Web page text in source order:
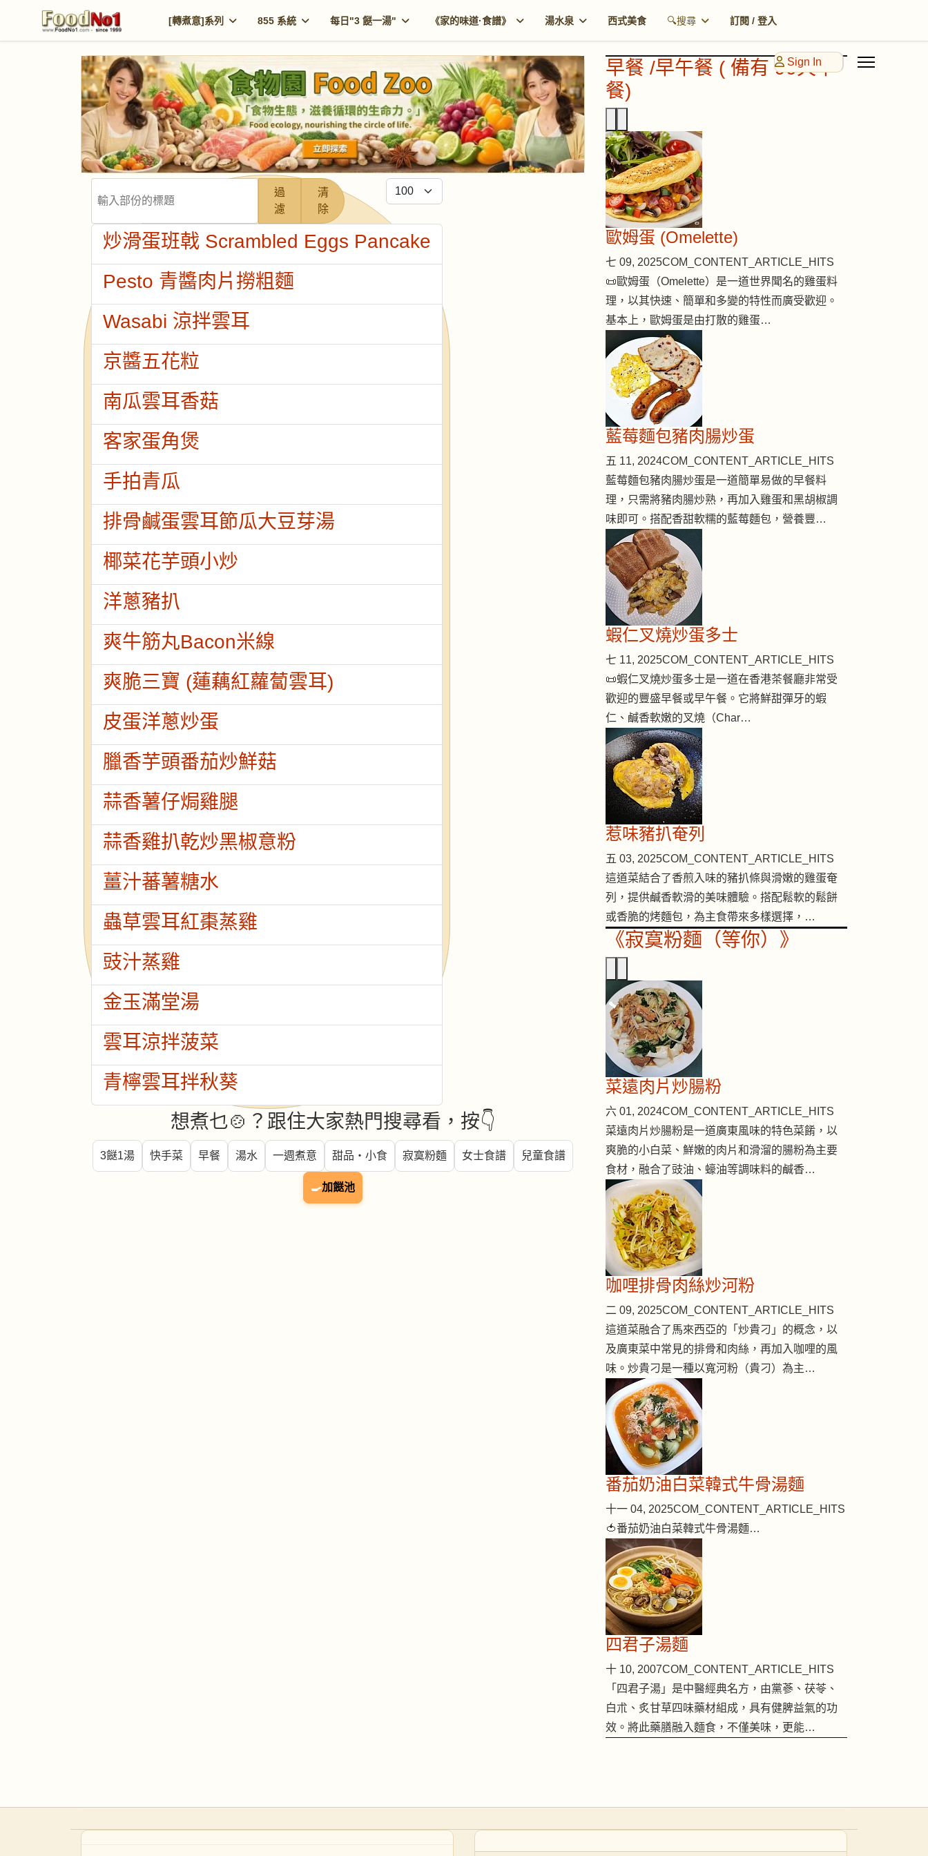
[轉煮意]系列 855 系統 每日"3 餸一湯" 《家的味道·食譜》 湯水泉 西式美食 🔍搜尋 訂閱 / 登入
Sign In
過
濾
清
除
每頁顯示條數
炒滑蛋班戟 Scrambled Eggs Pancake
Pesto 青醬肉片撈粗麵
Wasabi 涼拌雲耳
京醬五花粒
南瓜雲耳香菇
客家蛋角煲
手拍青瓜
排骨鹹蛋雲耳節瓜大豆芽湯
椰菜花芋頭小炒
洋蔥豬扒
爽牛筋丸Bacon米線
爽脆三寶 (蓮藕紅蘿蔔雲耳)
皮蛋洋蔥炒蛋
臘香芋頭番茄炒鮮菇
蒜香薯仔焗雞腿
蒜香雞扒乾炒黑椒意粉
薑汁蕃薯糖水
蟲草雲耳紅棗蒸雞
豉汁蒸雞
金玉滿堂湯
雲耳涼拌菠菜
青檸雲耳拌秋葵
想煮乜🍲？跟住大家熱門搜尋看，按👇
3餸1湯 快手菜 早餐 湯水 一週煮意 甜品・小食 寂寞粉麵 女士食譜 兒童食譜
🍳加餸池
早餐 /早午餐 ( 備有 90天早
餐)
歐姆蛋 (Omelette)
七 09, 2025COM_CONTENT_ARTICLE_HITS
📜歐姆蛋（Omelette）是一道世界聞名的雞蛋料
理，以其快速、簡單和多變的特性而廣受歡迎。
基本上，歐姆蛋是由打散的雞蛋…
藍莓麵包豬肉腸炒蛋
五 11, 2024COM_CONTENT_ARTICLE_HITS
藍莓麵包豬肉腸炒蛋是一道簡單易做的早餐料
理，只需將豬肉腸炒熟，再加入雞蛋和黑胡椒調
味即可。搭配香甜軟糯的藍莓麵包，營養豐…
蝦仁叉燒炒蛋多士
七 11, 2025COM_CONTENT_ARTICLE_HITS
📜蝦仁叉燒炒蛋多士是一道在香港茶餐廳非常受
歡迎的豐盛早餐或早午餐。它將鮮甜彈牙的蝦
仁、鹹香軟嫩的叉燒（Char…
惹味豬扒奄列
五 03, 2025COM_CONTENT_ARTICLE_HITS
這道菜結合了香煎入味的豬扒條與滑嫩的雞蛋奄
列，提供鹹香軟滑的美味體驗。搭配鬆軟的鬆餅
或香脆的烤麵包，為主食帶來多樣選擇，…
《寂寞粉麵（等你）》
菜遠肉片炒腸粉
六 01, 2024COM_CONTENT_ARTICLE_HITS
菜遠肉片炒腸粉是一道廣東風味的特色菜餚，以
爽脆的小白菜、鮮嫩的肉片和滑溜的腸粉為主要
食材，融合了豉油、蠔油等調味料的鹹香…
咖哩排骨肉絲炒河粉
二 09, 2025COM_CONTENT_ARTICLE_HITS
這道菜融合了馬來西亞的「炒貴刁」的概念，以
及廣東菜中常見的排骨和肉絲，再加入咖哩的風
味。炒貴刁是一種以寬河粉（貴刁）為主…
番茄奶油白菜韓式牛骨湯麵
十一 04, 2025COM_CONTENT_ARTICLE_HITS
🍅番茄奶油白菜韓式牛骨湯麵…
四君子湯麵
十 10, 2007COM_CONTENT_ARTICLE_HITS
「四君子湯」是中醫經典名方，由黨蔘、茯苓、
白朮、炙甘草四味藥材組成，具有健脾益氣的功
效。將此藥膳融入麵食，不僅美味，更能…